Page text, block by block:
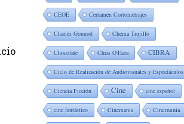
CEOE Certamen Cortometrajes
Charles Gounod Chema Trujillo
Chocolate Chris O'Hara CIBRA
Ciclo de Realización de Audiovisuales y Espectáculos
Ciencia Ficción Cine cine español
cine fantástico Cinemania Cinemanía